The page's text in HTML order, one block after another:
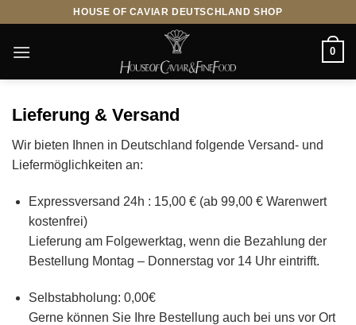
springen
HOUSE OF CAVIAR DEUTSCHLAND SHOP
0
Lieferung & Versand
Wir bieten Ihnen in Deutschland folgende Versand- und
Liefermöglichkeiten an:
Expressversand 24h : 15,00 € (ab 99,00 € Warenwert
kostenfrei)
Lieferung am Folgewerktag, wenn die Bezahlung der
Bestellung Montag – Donnerstag vor 14 Uhr eintrifft.
Selbstabholung: 0,00€
Gerne können Sie Ihre Bestellung auch bei uns vor Ort